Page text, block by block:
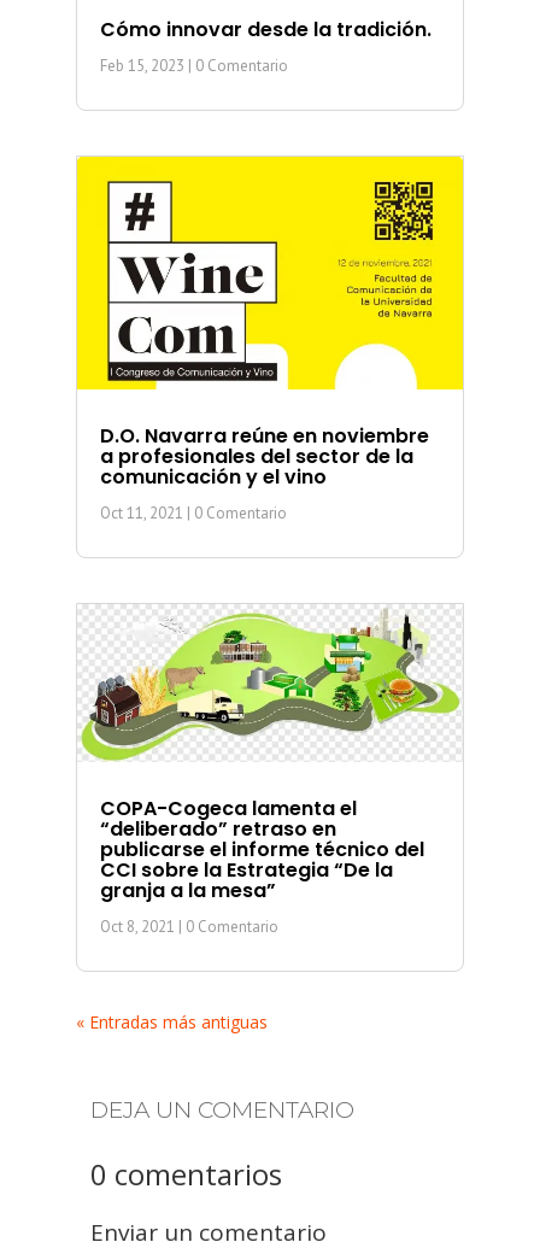
Cómo innovar desde la tradición.
Feb 15, 2023 | 0 Comentario
D.O. Navarra reúne en noviembre
a profesionales del sector de la
comunicación y el vino
Oct 11, 2021 | 0 Comentario
COPA-Cogeca lamenta el
“deliberado” retraso en
publicarse el informe técnico del
CCI sobre la Estrategia “De la
granja a la mesa”
Oct 8, 2021 | 0 Comentario
« Entradas más antiguas
DEJA UN COMENTARIO
0 comentarios
Enviar un comentario